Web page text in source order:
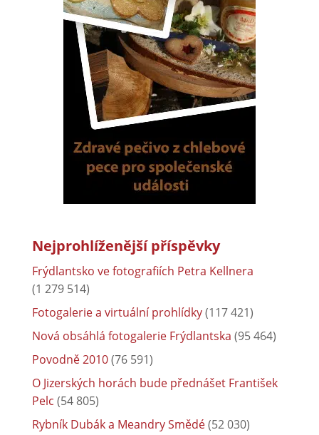
Nejprohlíženější příspěvky
Frýdlantsko ve fotografiích Petra Kellnera
Nová obsáhlá fotogalerie Frýdlantska
Povodně 2010
(76 591)
O Jizerských horách bude přednášet František
Pelc
(54 805)
Rybník Dubák a Meandry Smědé
(52 030)
Frýdlant(38 028)
Co se vyrábělo v Pekelské porcelánce(37 000)